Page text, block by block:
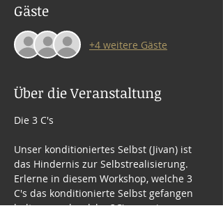
Gäste
+4 weitere Gäste
Über die Veranstaltung
Die 3 C's
Unser konditioniertes Selbst (Jivan) ist
das Hindernis zur Selbstrealisierung.
Erlerne in diesem Workshop, welche 3
C's das konditionierte Selbst gefangen
halten - und welche 3C's zu seiner